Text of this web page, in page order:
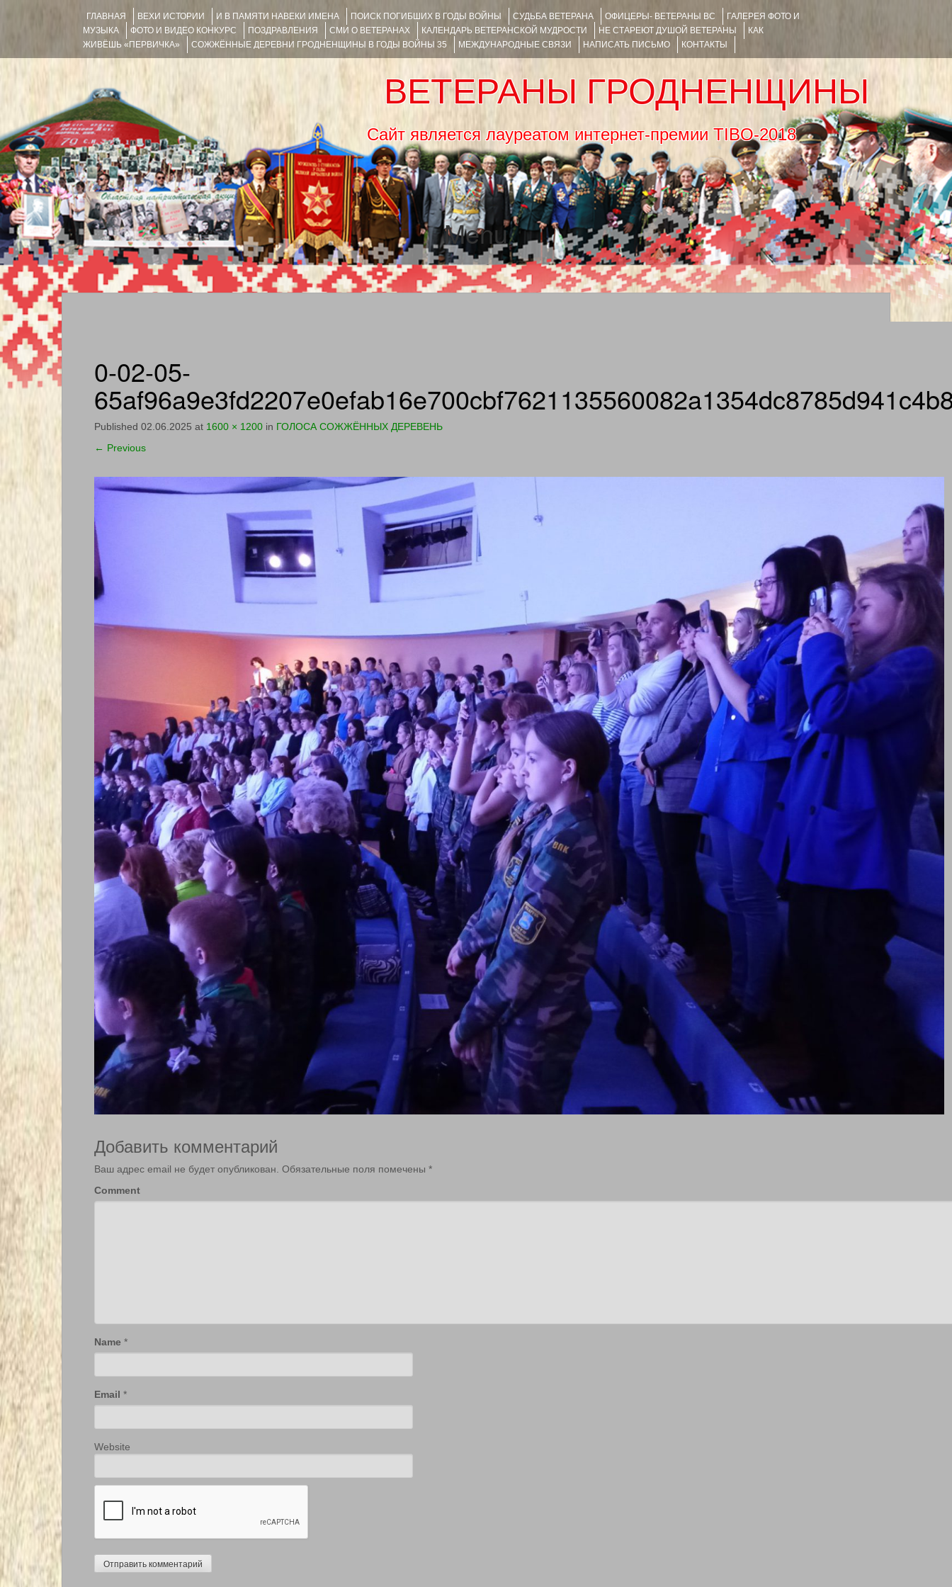
ГЛАВНАЯ ВЕХИ ИСТОРИИ И В ПАМЯТИ НАВЕКИ ИМЕНА ПОИСК ПОГИБШИХ В ГОДЫ ВОЙНЫ СУДЬБА ВЕТЕРАНА ОФИЦЕРЫ- ВЕТЕРАНЫ ВС
ГАЛЕРЕЯ ФОТО И
МУЗЫКА
ФОТО И ВИДЕО КОНКУРС ПОЗДРАВЛЕНИЯ СМИ О ВЕТЕРАНАХ КАЛЕНДАРЬ ВЕТЕРАНСКОЙ МУДРОСТИ НЕ СТАРЕЮТ ДУШОЙ ВЕТЕРАНЫ
КАК
ЖИВЁШЬ «ПЕРВИЧКА»
СОЖЖЁННЫЕ ДЕРЕВНИ ГРОДНЕНЩИНЫ В ГОДЫ ВОЙНЫ 35 МЕЖДУНАРОДНЫЕ СВЯЗИ НАПИСАТЬ ПИСЬМО КОНТАКТЫ
ВЕТЕРАНЫ ГРОДНЕНЩИНЫ
Сайт является лауреатом интернет-премии TIBO-2018
Menu
SKIP TO CONTENT
0-02-05-
Published 02.06.2025 at 1600 × 1200 in ГОЛОСА СОЖЖЁННЫХ ДЕРЕВЕНЬ
← Previous
Добавить комментарий
Ваш адрес email не будет опубликован. Обязательные поля помечены *
Comment
Name *
Email *
Website